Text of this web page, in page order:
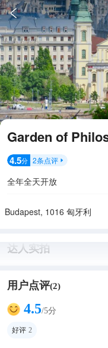

Garden of
4.5分 2条点评 
全年全天开放
Budapest, 1016 匈牙利
达人实拍
用户点评(2)
4.5/5分
好评 2